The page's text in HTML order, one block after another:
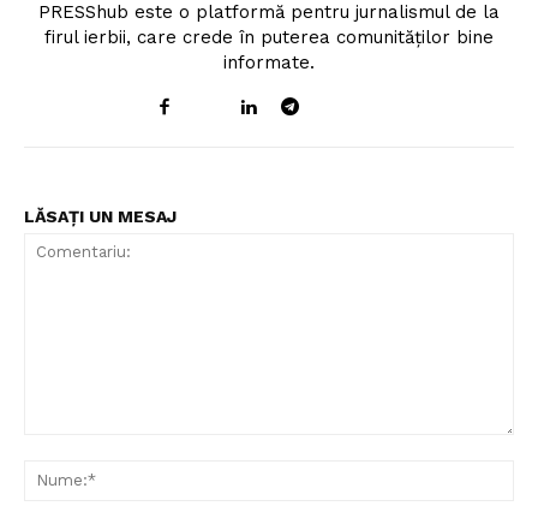
PRESShub este o platformă pentru jurnalismul de la
firul ierbii, care crede în puterea comunităților bine
informate.
LĂSAȚI UN MESAJ